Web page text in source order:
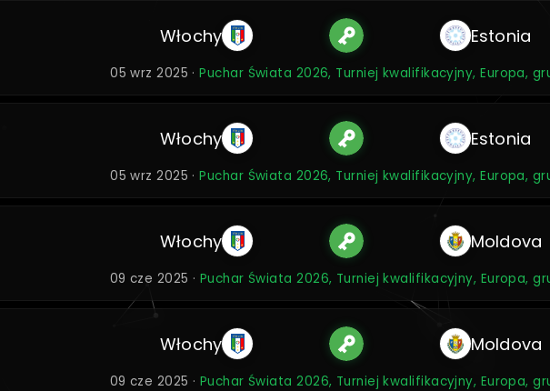
Włochy Estonia
05 wrz 2025 ·Puchar Świata 2026, Turniej kwalifikacyjny, Europa,
Włochy Estonia
05 wrz 2025 ·Puchar Świata 2026, Turniej kwalifikacyjny, Europa,
Włochy Moldova
09 cze 2025 · Puchar Świata 2026, Turniej kwalifikacyjny, Europa,
Włochy Moldova
09 cze 2025 · Puchar Świata 2026, Turniej kwalifikacyjny, Europa,